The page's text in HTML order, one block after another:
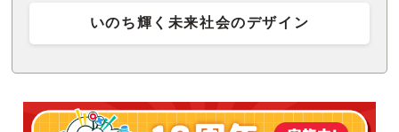
いのち輝く未来社会のデザイン